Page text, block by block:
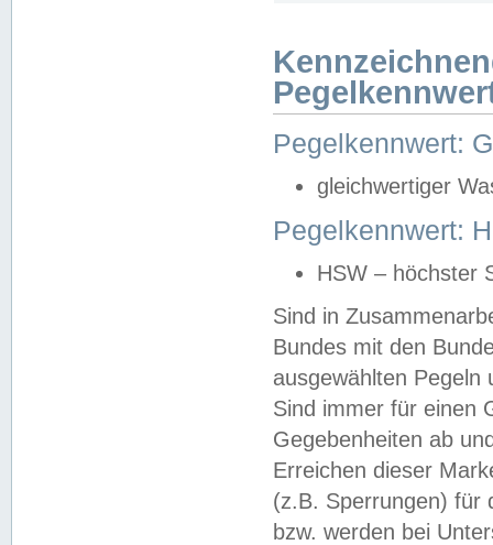
Pegelkennwert:
gleichwertiger
Pegelkennwert:
HSW – höchster
Sind in
Bundes mit den
ausgewählten
Sind immer für einen
Gegebenheiten ab
Erreichen dieser
(z.B. Sperrungen) für
bzw. werden bei